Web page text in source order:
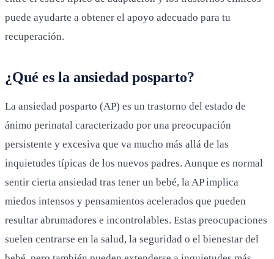
puede ayudarte a obtener el apoyo adecuado para tu
recuperación.
¿Qué es la ansiedad posparto?
La ansiedad posparto (AP) es un trastorno del estado de
ánimo perinatal caracterizado por una preocupación
persistente y excesiva que va mucho más allá de las
inquietudes típicas de los nuevos padres. Aunque es normal
sentir cierta ansiedad tras tener un bebé, la AP implica
miedos intensos y pensamientos acelerados que pueden
resultar abrumadores e incontrolables. Estas preocupaciones
suelen centrarse en la salud, la seguridad o el bienestar del